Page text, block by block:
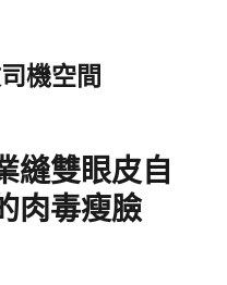
機空間
縫雙眼皮自
肉毒瘦臉